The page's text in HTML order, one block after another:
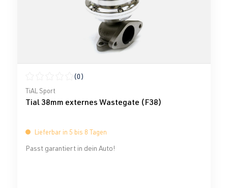
Durchschnittliche Bewertung von 0 von 5 Sternen
(0)
TiAL Sport
Tial 38mm externes Wastegate (F38)
Lieferbar in 5 bis 8 Tagen
Passt garantiert in dein Auto!